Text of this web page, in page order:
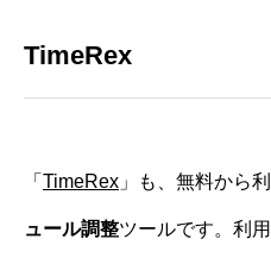
TimeRex
「 TimeRex 」も、無料から
ュール調整ツールです。利